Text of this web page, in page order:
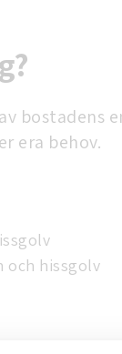
bostadens
era behov.
och hissgolv